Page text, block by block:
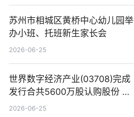
苏州市相城区黄桥中心幼儿园举
办小班、托班新生家长会
2026-06-25
世界数字经济产业(03708)完成
发行合共5600万股认购股份 净
筹约1007万港元 独家焦点
2026-06-25